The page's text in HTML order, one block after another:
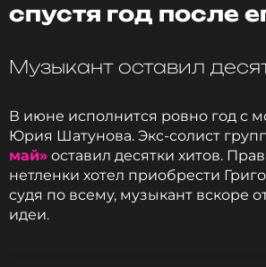
Фото: соцсети
ПОДПИСАТЬСЯ
спустя год после
Музыкант оставил
В июне исполнится ровно год с
Юрия Шатунова. Экс-солист
май» оставил десятки хитов.
нетленки хотел приобрести
судя по всему, музыкант вскоре
идеи.